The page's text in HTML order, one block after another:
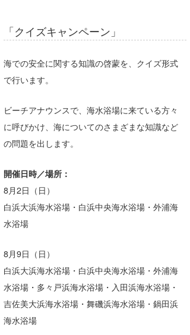
「クイズキャンペーン」
海での安全に関する知識の啓蒙を、クイズ形式
で行います。
ビーチアナウンスで、海水浴場に来ている方々
に呼びかけ、海についてのさまざまな知識など
の問題を出します。
開催日時／場所：
8月2日（日）
白浜大浜海水浴場・白浜中央海水浴場・外浦海
水浴場
8月9日（日）
白浜大浜海水浴場・白浜中央海水浴場・外浦海
水浴場・多々戸浜海水浴場・入田浜海水浴場・
吉佐美大浜海水浴場・舞磯浜海水浴場・鍋田浜
海水浴場